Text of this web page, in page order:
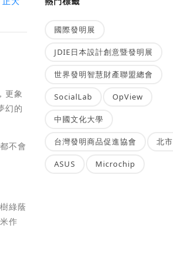
更象
幻的
不會
綠蔭
作
國際發明展
JDIE日本設計創意暨發明展
世界發明智慧財產聯盟總會
SocialLab OpView
中國文化大學
台灣發明商品促進協會 北
ASUS Microchip